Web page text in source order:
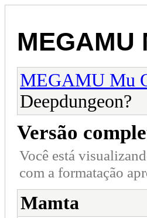
MEGAMU Mu
Deepdungeon?
Versão
Você está
com a formatação
Mamta